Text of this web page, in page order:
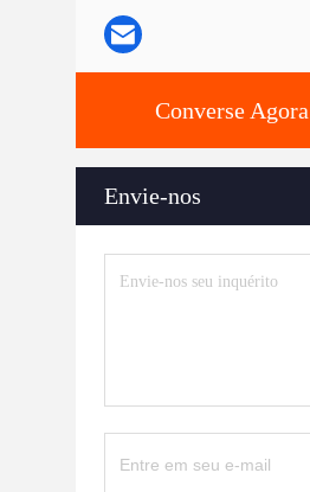
Converse Agora
Envie-nos